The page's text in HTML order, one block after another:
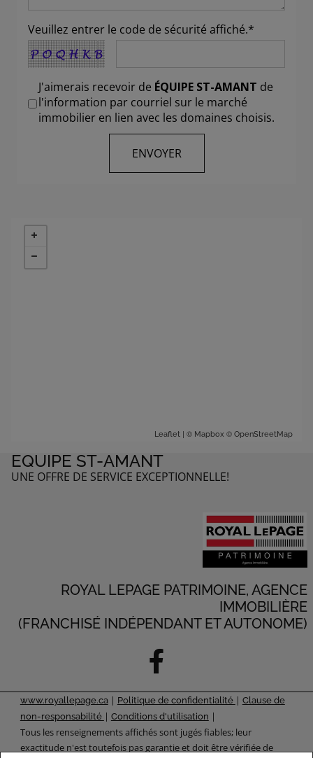
Veuillez entrer le code de sécurité affiché.*
J'aimerais recevoir de ÉQUIPE ST-AMANT de
l'information par courriel sur le marché
immobilier en lien avec les domaines choisis.
Leaflet | © Mapbox © OpenStreetMap
EQUIPE ST-AMANT
UNE OFFRE DE SERVICE EXCEPTIONNELLE!
ROYAL LEPAGE PATRIMOINE, AGENCE
IMMOBILIÈRE
(FRANCHISÉ INDÉPENDANT ET AUTONOME)
www.royallepage.ca| Politique de confidentialité | Clause de
non-responsabilité | Conditions d'utilisation |
Tous les renseignements affichés sont jugés fiables; leur
exactitude n'est toutefois pas garantie et doit être vérifiée de